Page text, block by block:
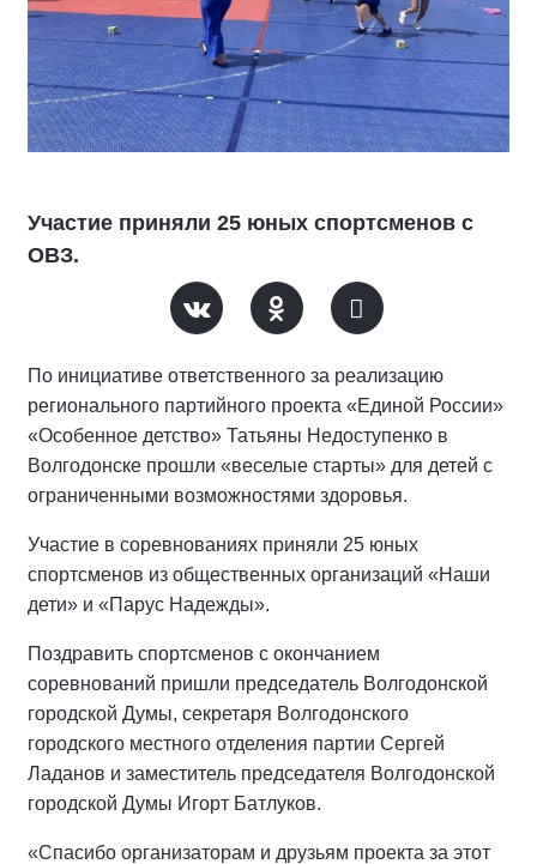
Участие приняли 25 юных спортсменов с
ОВЗ.
По инициативе ответственного за реализацию
регионального партийного проекта «Единой России»
«Особенное детство» Татьяны Недоступенко в
Волгодонске прошли «веселые старты» для детей с
ограниченными возможностями здоровья.
Участие в соревнованиях приняли 25 юных
спортсменов из общественных организаций «Наши
дети» и «Парус Надежды».
Поздравить спортсменов с окончанием
соревнований пришли председатель Волгодонской
городской Думы, секретаря Волгодонского
городского местного отделения партии Сергей
Ладанов и заместитель председателя Волгодонской
городской Думы Игорт Батлуков.
«Спасибо организаторам и друзьям проекта за этот